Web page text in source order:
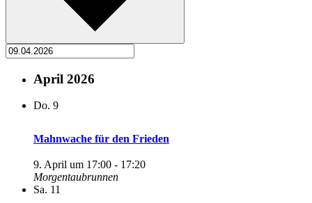
April 2026
Do. 9
Mahnwache für den Frieden
9. April um 17:00 - 17:20
Morgentaubrunnen
Sa. 11